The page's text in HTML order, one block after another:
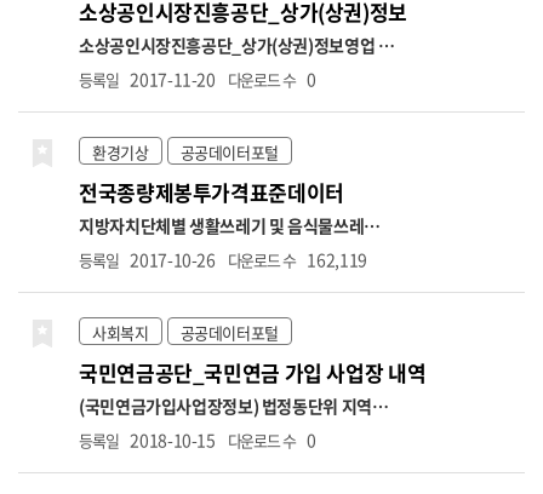
(신규 개업자는 1~2일 소요)
간적으로 세분화한 예보를 제공합니다. 단기예
보는 예보기간과 구역을 시·공간적으로 세분화
하여 발표하는 예보입니다. 지역별 시간별 차이
로 인한 수요자의 불편을 최소화하기 위해 전국
을 5km*5km 간격의 격자로 나누어 읍, 면, 동
단위의 행정구역 중심으로 상세한 날씨를 제공
합니다.
소상공인시장진흥공단_상가(상권)정보
소상공인시장진흥공단_상가(상권)정보영업 중
인 전국 상가업소 데이터를 제공합니다.
명, 업종코드, 업종명, 지번주소, 도로명주소,
류 : 표준산업분류 기반 업종분류
계: 대분류(10개), 중분류(75개), 소분류(247
개)3. 표준산업분류 : 10차-표준산업분류는 업
종분류 정제에 따라 상권업종분류 연계표와 상
이할 수 있음자세한 사항은 소상공인 365 공지
사항에서 확인하시기 바랍니
다.https://bigdata.sbiz.or.kr/#/notice/267352041576902656
등록일 2017-11-20 다운로드 수 0
환경기상 공공데이터포털
전국종량제봉투가격표준데이터
지방자치단체별 생활쓰레기 및 음식물쓰레기
종량제 봉투 가격에 대한 정보 *항목명: 시도명,
시군구명,종량제봉투종류,종량제봉투처리방
격,1.5ℓ가격,2ℓ가격,2.5ℓ가격,3ℓ가격,5ℓ가
격,10ℓ가격,20ℓ가격,30ℓ가격,50ℓ가격,60ℓ가
격,75ℓ가격,100ℓ가격,120ℓ가격,125ℓ가격,관
리부서명,관리부서전화번호
등록일 2017-10-26 다운로드 수 162,119
사회복지 공공데이터포털
국민연금공단_국민연금 가입 사업장 내역
(국민연금가입사업장정보) 법정동단위 지역별,
국민연금 가입 사업장 정보* 제공 범위: 가입자
수 3인 이상 법인사업장, 가입자 수 10인 이상
등록일 2018-10-15 다운로드 수 0